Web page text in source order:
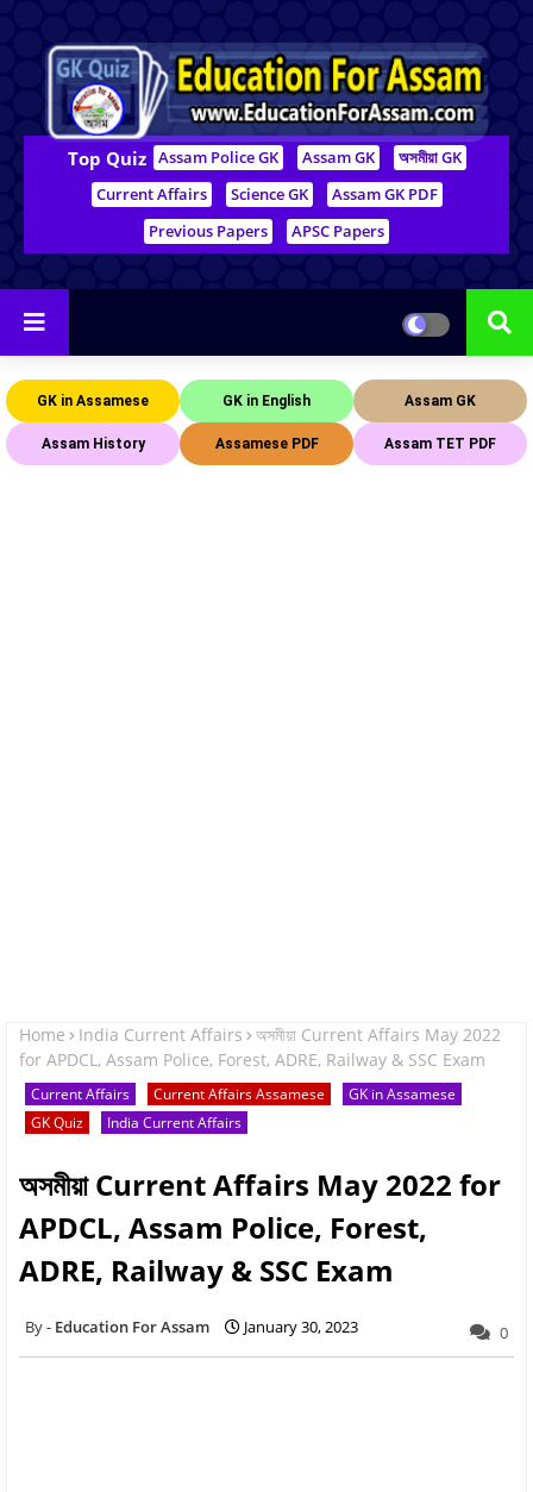
Top Quiz Assam Police GK Assam GK
অসমীয়া GK
Current Affairs
Science GK
Assam GK PDF
Previous Papers
APSC Papers
GK in Assamese GK in English Assam GK
Assam History Assamese PDF Assam TET PDF
Home India Current Affairs
অসমীয়া Current Affairs May 2022
for APDCL, Assam Police, Forest, ADRE, Railway & SSC Exam
Current Affairs Current Affairs Assamese
GK in Assamese
GK Quiz
India Current Affairs
অসমীয়া Current Affairs May 2022 for
APDCL, Assam Police, Forest,
ADRE, Railway & SSC Exam
Education For Assam January 30, 2023 0